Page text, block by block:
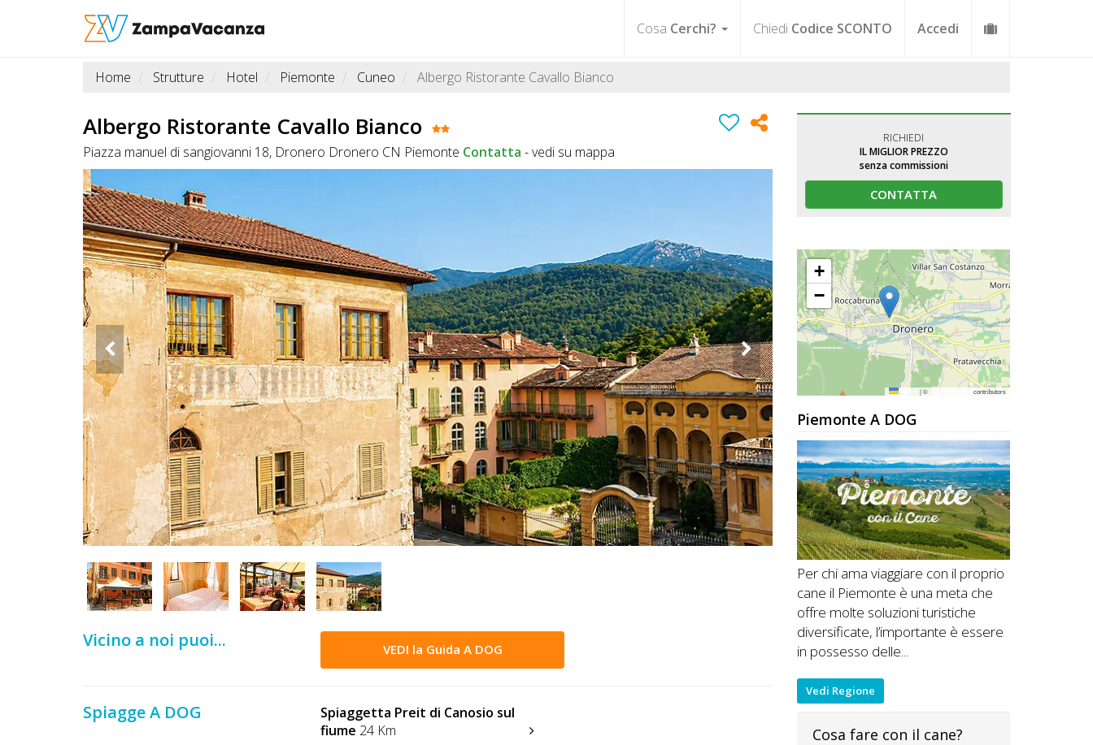
Cosa Cerchi? Chiedi Codice SCONTO Accedi
STRUTTURE
LUOGHI
OFFERTE
CHIEDI
CODICE
SCONTO
Lavora
Home Strutture Hotel Piemonte Cuneo Albergo Ristorante Cavallo Bianco
Albergo Ristorante Cavallo Bianco
Piazza manuel di sangiovanni 18, Dronero Dronero CN Piemonte Contatta -vedi su mappa
Vicino a noi puoi... VEDI la Guida A DOG
Spiagge A DOG
Spiaggetta Preit di Canosio sul
fiume 24 Km
RICHIEDI
IL MIGLIOR PREZZO
senza commissioni
CONTATTA
+
−
|© contributors
Piemonte A DOG
Per chi ama viaggiare con il proprio
cane il Piemonte è una meta che
offre molte soluzioni turistiche
diversificate, l’importante è essere
in possesso delle...
Vedi Regione
Cosa fare con il cane?